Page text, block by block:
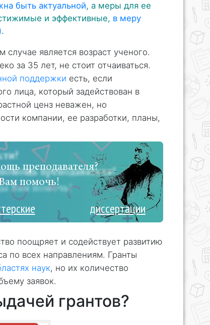
быть актуальной, а меры для ее
и эффективные, в меру
.
является возраст ученого.
за 35 лет, не стоит отчаиваться.
поддержки есть, если
лица, который задействован в
ценз неважен, но
компании, ее разработки, планы,
преподавателя?
помочь!
диссертации
поощряет и содействует развитию
по всех направлениям. Гранты
наук, но их количество
заявок.
грантов?